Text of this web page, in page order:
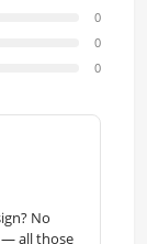
0
0
0
No
— all those